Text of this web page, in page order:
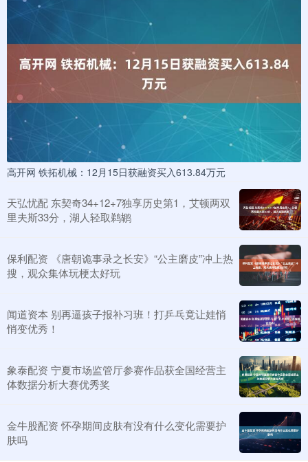
高开网 铁拓机械：12月15日获融资买入613.84万元
天弘忧配 东契奇34+12+7独享历史第1，艾顿两双
里夫斯33分，湖人轻取鹈鹕
保利配资 《唐朝诡事录之长安》“公主磨皮”冲上热
搜，观众集体玩梗太好玩
闻道资本 别再逼孩子报补习班！打乒乓竟让娃悄
悄变优秀！
象泰配资 宁夏市场监管厅参赛作品获全国经营主
体数据分析大赛优秀奖
金牛股配资 怀孕期间皮肤有没有什么变化需要护
肤吗